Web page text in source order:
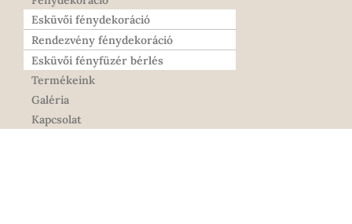
Esküvői fénydekoráció
Rendezvény fénydekoráció
Esküvői fényfüzér bérlés
Termékeink
Galéria
Kapcsolat